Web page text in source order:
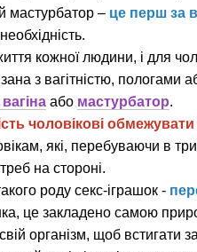
мастурбатор – це перш за
кожної людини, і для
з вагітністю, пологами
або мастурбатор.
чоловікові обмежувати
які, перебуваючи в
на стороні.
роду секс-іграшок -
це закладено самою
організм, щоб